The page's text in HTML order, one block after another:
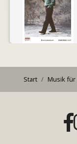
Start Musik für